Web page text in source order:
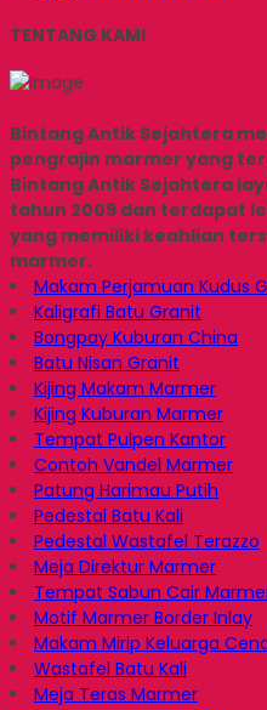
TENTANG KAMI
Bintang Antik Sejahtera
pengrajin marmer yang
Bintang Antik Sejahtera
tahun 2009 dan terdapat
yang memiliki keahlian
marmer.
Makam Perjamuan Kudus
Kaligrafi Batu Granit
Bongpay Kuburan China
Batu Nisan Granit
Kijing Makam Marmer
Kijing Kuburan Marmer
Tempat Pulpen Kantor
Contoh Vandel Marmer
Patung Harimau Putih
Pedestal Batu Kali
Pedestal Wastafel Terazzo
Meja Direktur Marmer
Tempat Sabun Cair
Motif Marmer Border Inlay
Makam Mirip Keluarga
Wastafel Batu Kali
Meja Teras Marmer